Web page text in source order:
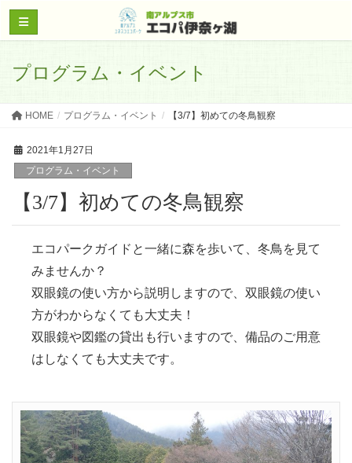
プログラム・イベント
HOME プログラム・イベント 【3/7】初めての冬鳥観察
2021年1月27日
プログラム・イベント
【3/7】初めての冬鳥観察
エコパークガイドと一緒に森を歩いて、冬鳥を見て
みませんか？
双眼鏡の使い方から説明しますので、双眼鏡の使い
方がわからなくても大丈夫！
双眼鏡や図鑑の貸出も行いますので、備品のご用意
はしなくても大丈夫です。